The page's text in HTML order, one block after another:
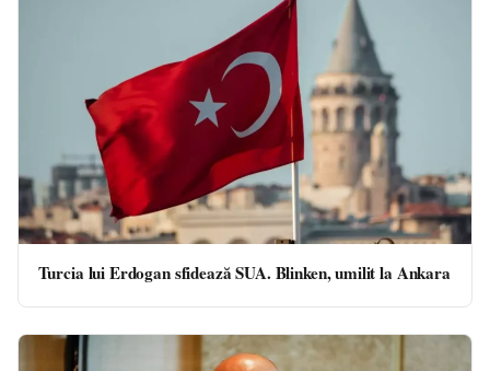
Turcia lui Erdogan sfidează SUA. Blinken, umilit la Ankara